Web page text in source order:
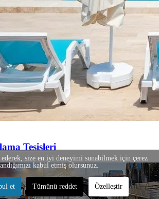
Tesisleri
size en iyi deneyimi sunabilmek için çerez
kabul etmiş olursunuz.
et Tümünü reddet Özelleştir